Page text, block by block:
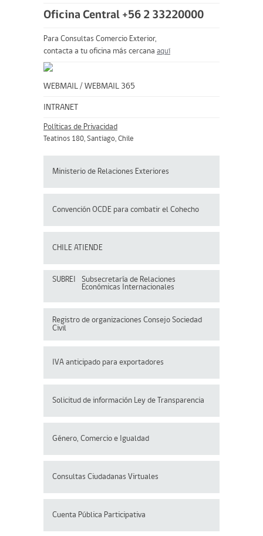
Oficina Central +56 2 33220000
Para Consultas Comercio Exterior,
contacta a tu oficina más cercana aquí
WEBMAIL / WEBMAIL 365
INTRANET
Políticas de Privacidad
Teatinos 180, Santiago, Chile
Ministerio de Relaciones Exteriores
Convención OCDE para combatir el Cohecho
CHILE ATIENDE
SUBREI
Subsecretaría de Relaciones
Económicas Internacionales
Registro de organizaciones Consejo Sociedad
Civil
IVA anticipado para exportadores
Solicitud de información Ley de Transparencia
Género, Comercio e Igualdad
Consultas Ciudadanas Virtuales
Cuenta Pública Participativa